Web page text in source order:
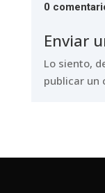
0
Enviar
Lo siento,
publicar un